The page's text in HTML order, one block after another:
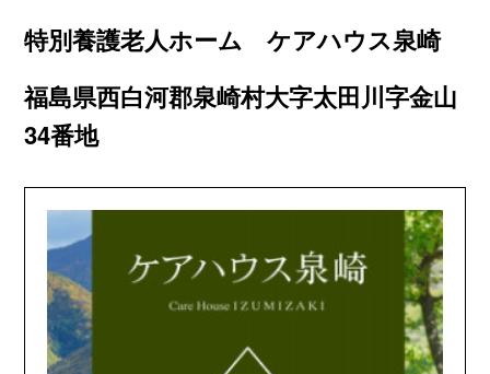
特別養護老人ホーム ケアハウス泉崎
福島県西白河郡泉崎村大字太田川字金山
34番地